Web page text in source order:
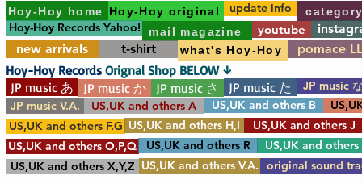
Hoy-Hoy home Hoy-Hoy original
Hoy-Hoy Records Yahoo! mail magazine youtube
new arrivals
t-shirt what's Hoy-Hoy pomace
update info
JP music あ JP music か JP music さ JP music た
JP music
JP music V.A.
US,UK and others A US,UK and others B
US,UK and others F.G US,UK and others H,I
US,UK and others J
US,UK and others O,P,Q
US,UK and others
US,UK and others R
US,UK and others X,Y,Z US,UK and others V.A. original sound
Hoy-Hoy Records Orignal Shop BELOW ↓